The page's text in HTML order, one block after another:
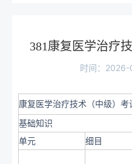
381康复医学治疗
时间：
康复医学治疗技术（中级）考
基础知识
单元
细目